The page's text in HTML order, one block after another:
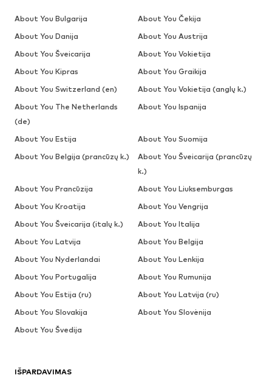
IŠPARDAVIMAS
About You Bulgarija
About You Čekija
About You Danija
About You Austrija
About You Šveicarija
About You Vokietija
About You Kipras
About You Graikija
About You Switzerland (en)
About You Vokietija (anglų k.)
About You The Netherlands
(de)
About You Ispanija
About You Estija
About You Suomija
About You Belgija (prancūzų k.)
About You Šveicarija (prancūzų
k.)
About You Prancūzija
About You Liuksemburgas
About You Kroatija
About You Vengrija
About You Šveicarija (italų k.)
About You Italija
About You Latvija
About You Belgija
About You Nyderlandai
About You Lenkija
About You Portugalija
About You Rumunija
About You Estija (ru)
About You Latvija (ru)
About You Slovakija
About You Slovėnija
About You Švedija